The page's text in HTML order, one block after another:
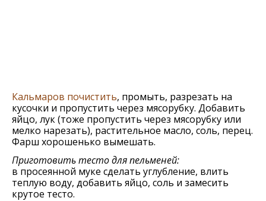
Кальмаров почистить, промыть, разрезать на
кусочки и пропустить через мясорубку. Добавить
яйцо, лук (тоже пропустить через мясорубку или
мелко нарезать), растительное масло, соль, перец.
Фарш хорошенько вымешать.
Приготовить тесто для пельменей:
в просеянной муке сделать углубление, влить
теплую воду, добавить яйцо, соль и замесить
крутое тесто.